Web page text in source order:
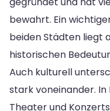
bewahrt. Ein
beiden Städten liegt
historischen
Auch kulturell
stark voneinander. In
Theater und